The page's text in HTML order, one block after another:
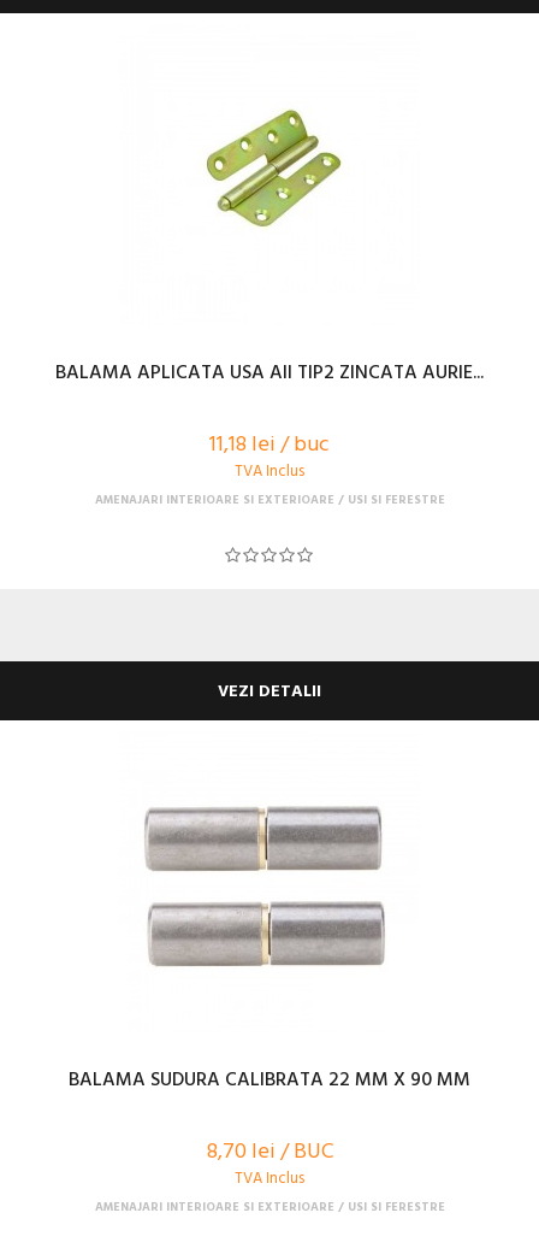
BALAMA APLICATA USA AII TIP2 ZINCATA AURIE...
11,18 lei / buc
TVA Inclus
AMENAJARI INTERIOARE SI EXTERIOARE USI SI FERESTRE
VEZI DETALII
BALAMA SUDURA CALIBRATA 22 MM X 90 MM
8,70 lei / BUC
TVA Inclus
AMENAJARI INTERIOARE SI EXTERIOARE USI SI FERESTRE